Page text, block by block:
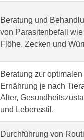
Beratung und
von Parasitenbefall wie
Flöhe, Zecken und
Beratung zur optimalen
Ernährung je nach
Alter,
und Lebensstil.
Durchführung von